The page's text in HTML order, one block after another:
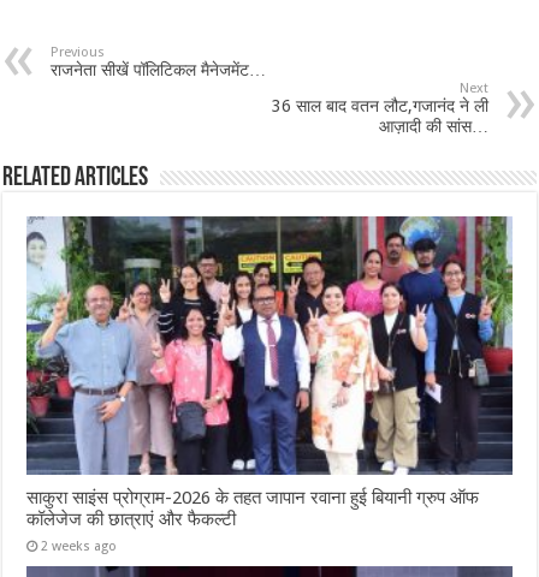
Previous
राजनेता सीखें पॉलिटिकल मैनेजमेंट…
Next
36 साल बाद वतन लौट,गजानंद ने ली
आज़ादी की सांस…
Related Articles
साकुरा साइंस प्रोग्राम-2026 के तहत जापान रवाना हुई बियानी ग्रुप ऑफ
कॉलेजेज की छात्राएं और फैकल्टी
2 weeks ago